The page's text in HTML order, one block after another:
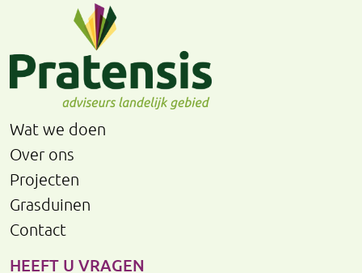
Wat we doen
Over ons
Projecten
Grasduinen
Contact
HEEFT U VRAGEN